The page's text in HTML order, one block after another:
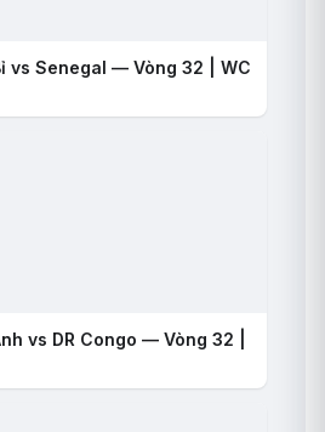
vs Senegal — Vòng 32 | WC
vs DR Congo — Vòng 32 |